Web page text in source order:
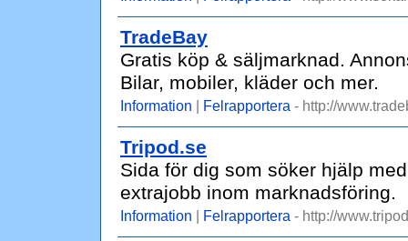
TradeBay
Gratis köp & säljmarknad.
Bilar, mobiler, kläder och mer.
Information | Felrapportera - http://
Tripod.se
Sida för dig som söker hjälp
extrajobb inom marknadsföring.
Information | Felrapportera - http://